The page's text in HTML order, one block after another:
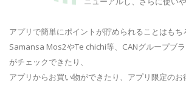
アプリで簡単にポイントが貯められることはもち
Samansa Mos2やTe chichi等、CANグループブ
がチェックできたり、
アプリからお買い物ができたり、アプリ限定のお